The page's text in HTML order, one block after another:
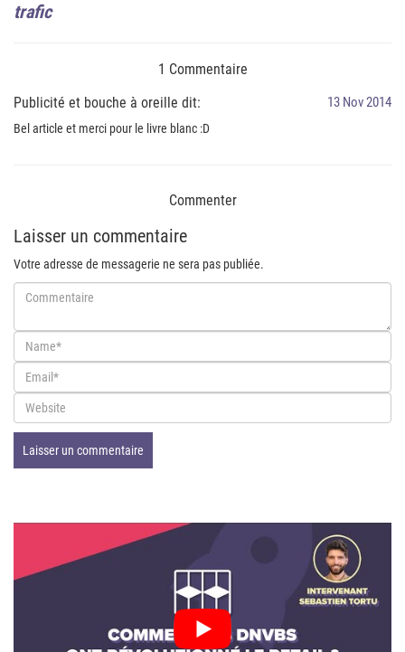
trafic
1 Commentaire
Publicité et bouche à oreille dit:
13 Nov 2014
Bel article et merci pour le livre blanc :D
Commenter
Laisser un commentaire
Votre adresse de messagerie ne sera pas publiée.